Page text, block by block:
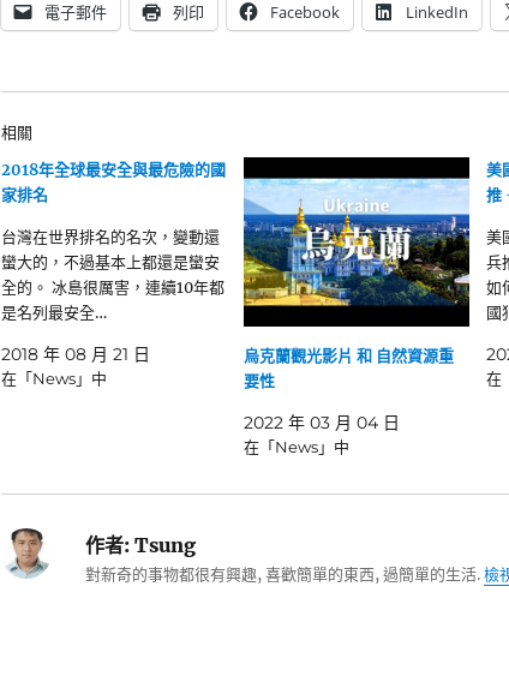
電子郵件 列印 Facebook LinkedIn
相關
2018年全球最安全與最危險的國
家排名
台灣在世界排名的名次，變動還
蠻大的，不過基本上都還是蠻安
全的。 冰島很厲害，連續10年都
是名列最安全…
2018 年 08 月 21 日
在「News」中
烏克蘭觀光影片 和 自然資源重
要性
2022 年 03 月 04 日
在「News」中
美
推
美
兵
如
國
在
作者:Tsung
對新奇的事物都很有興趣, 喜歡簡單的東西, 過簡單的生活.檢